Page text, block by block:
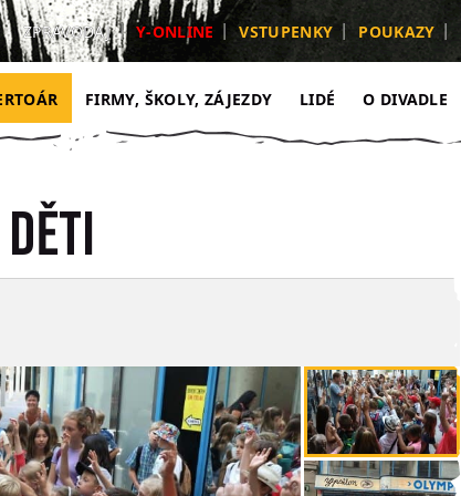
FIRMY, ŠKOLY, ZÁJEZDY LIDÉ O DIVADLE
ZPRAVODAJ Y-ONLINE VSTUPENKY POUKAZY